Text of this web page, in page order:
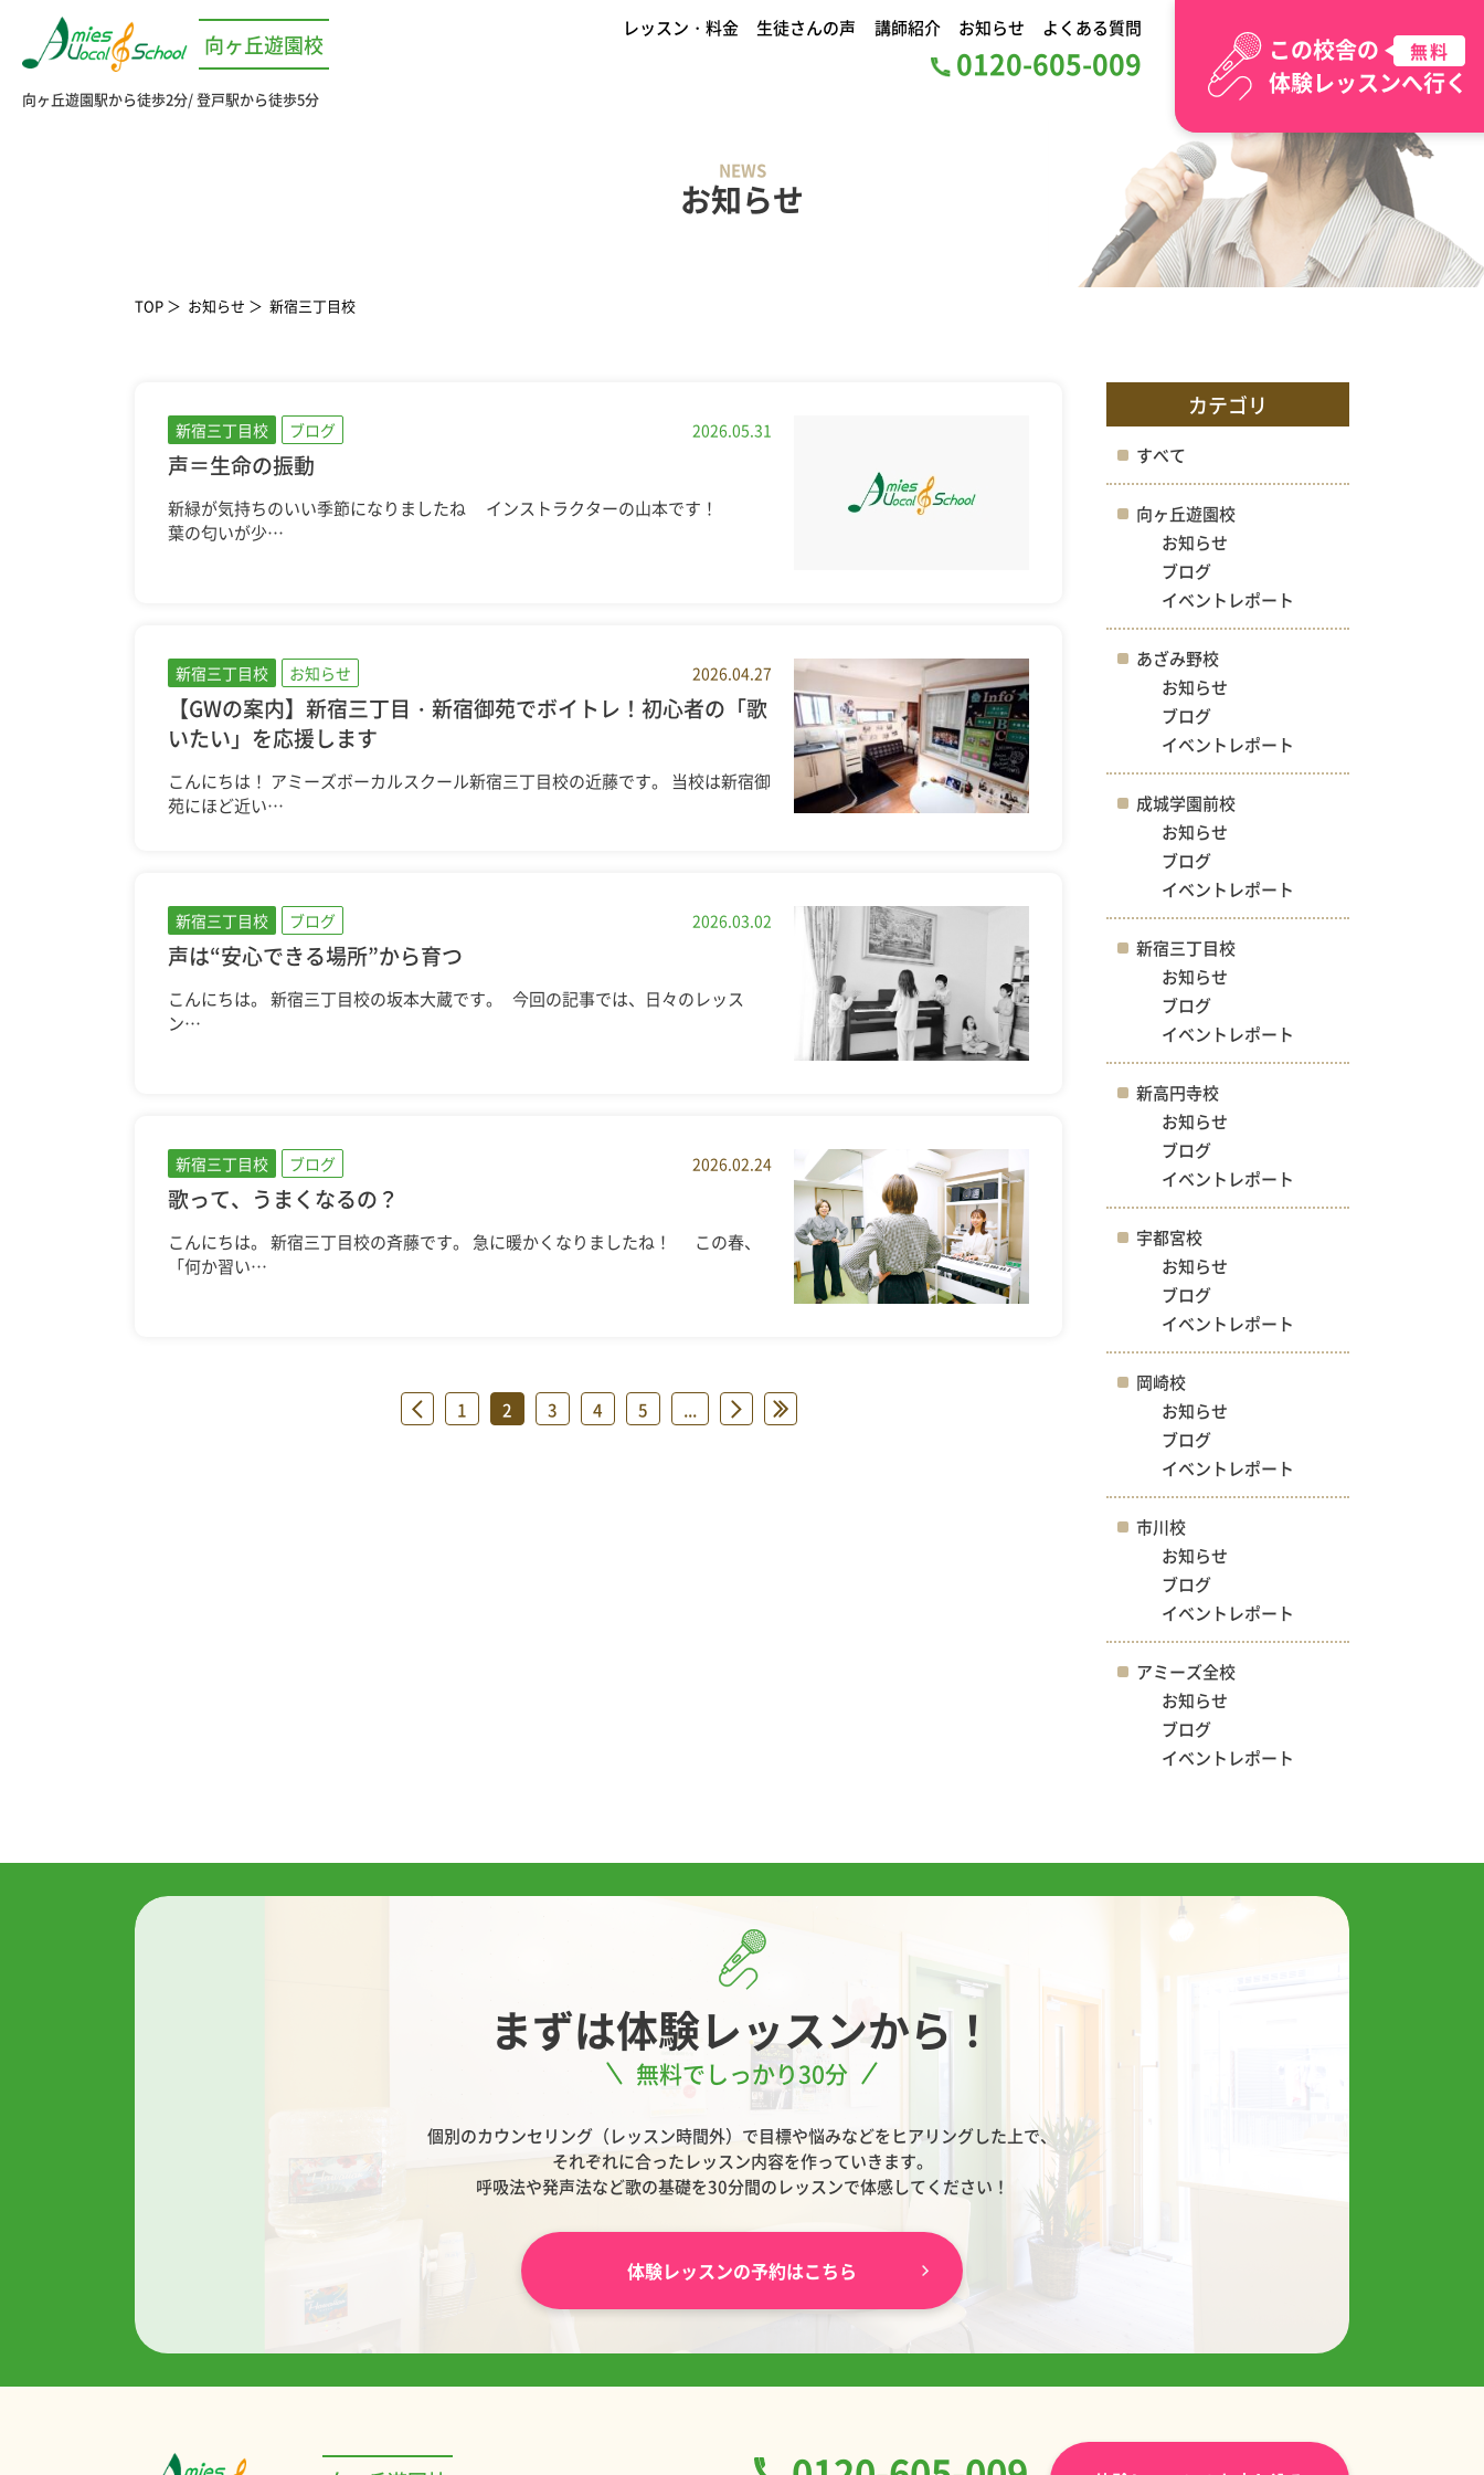
向ヶ丘遊園校
向ヶ丘遊園駅から徒歩2分 登戸駅から徒歩5分
レッスン・料金 生徒さんの声 講師紹介 お知らせ よくある質問
0120-605-009 この校舎の 無料
体験レッスンへ行く
NEWS
お知らせ
TOP お知らせ 新宿三丁目校
新宿三丁目校 ブログ 2026.05.31
声＝生命の振動
新緑が気持ちのいい季節になりましたね インストラクターの山本です！
葉の匂いが少…
新宿三丁目校 お知らせ 2026.04.27
【GWの案内】新宿三丁目・新宿御苑でボイトレ！初心者の「歌
いたい」を応援します
こんにちは！ アミーズボーカルスクール新宿三丁目校の近藤です。 当校は新宿御
苑にほど近い…
新宿三丁目校 ブログ 2026.03.02
声は“安心できる場所”から育つ
こんにちは。 新宿三丁目校の坂本大蔵です。 今回の記事では、日々のレッス
ン…
新宿三丁目校 ブログ 2026.02.24
歌って、うまくなるの？
こんにちは。 新宿三丁目校の斉藤です。 急に暖かくなりましたね！ この春、
「何か習い…
« 1 2 3 4 5 ... » »
カテゴリ
すべて
向ヶ丘遊園校
お知らせ
ブログ
イベントレポート
あざみ野校
お知らせ
ブログ
イベントレポート
成城学園前校
お知らせ
ブログ
イベントレポート
新宿三丁目校
お知らせ
ブログ
イベントレポート
新高円寺校
お知らせ
ブログ
イベントレポート
宇都宮校
お知らせ
ブログ
イベントレポート
岡崎校
お知らせ
ブログ
イベントレポート
市川校
お知らせ
ブログ
イベントレポート
アミーズ全校
お知らせ
ブログ
イベントレポート
まずは体験レッスンから！
無料でしっかり30分
個別のカウンセリング（レッスン時間外）で目標や悩みなどをヒアリングした上で、
それぞれに合ったレッスン内容を作っていきます。
呼吸法や発声法など歌の基礎を30分間のレッスンで体感してください！
体験レッスンの予約はこちら